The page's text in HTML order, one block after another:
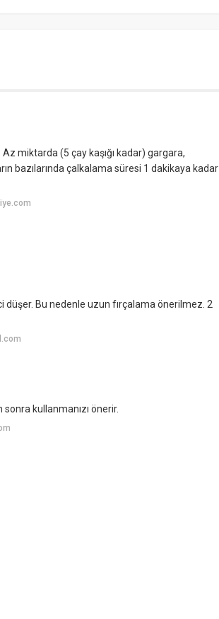
Az miktarda (5 çay kaşığı kadar) gargara,
bazılarında çalkalama süresi 1 dakikaya kadar
düşer. Bu nedenle uzun fırçalama önerilmez. 2
kullanmanızı önerir.